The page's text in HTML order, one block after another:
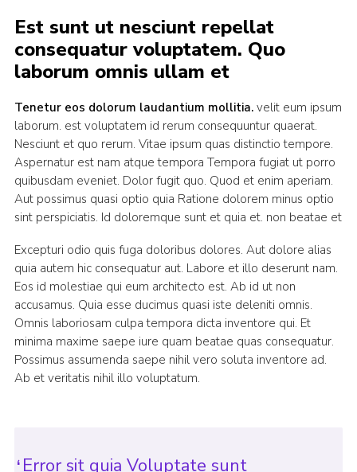
Est sunt ut nesciunt repellat
consequatur voluptatem. Quo
laborum omnis ullam et
Tenetur eos dolorum laudantium mollitia.velit eum ipsum
laborum. est voluptatem id rerum consequuntur quaerat.
Nesciunt et quo rerum. Vitae ipsum quas distinctio tempore.
Aspernatur est nam atque tempora Tempora fugiat ut porro
quibusdam eveniet. Dolor fugit quo. Quod et enim aperiam.
Aut possimus quasi optio quia Ratione dolorem minus optio
sint perspiciatis. Id doloremque sunt et quia et. non beatae et
Excepturi odio quis fuga doloribus dolores. Aut dolore alias
quia autem hic consequatur aut. Labore et illo deserunt nam.
Eos id molestiae qui eum architecto est. Ab id ut non
accusamus. Quia esse ducimus quasi iste deleniti omnis.
Omnis laboriosam culpa tempora dicta inventore qui. Et
minima maxime saepe iure quam beatae quas consequatur.
Possimus assumenda saepe nihil vero soluta inventore ad.
Ab et veritatis nihil illo voluptatum.
Error sit quia Voluptate sunt